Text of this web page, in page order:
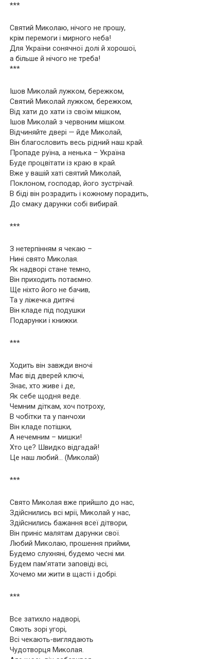
***
Святий Миколаю, нічого не прошу,
крім перемоги і мирного неба!
Для України сонячної долі й хорошої,
а більше й нічого не треба!
***
Ішов Миколай лужком, бережком,
Святий Миколай лужком, бережком,
Від хати до хати із своїм мішком,
Ішов Миколай з червоним мішком.
Відчиняйте двері — йде Миколай,
Він благословить весь рідний наш край.
Пропаде руїна, а ненька – Україна
Буде процвітати із краю в край.
Вже у вашій хаті святий Миколай,
Поклоном, господар, його зустрічай.
В біді він розрадить і кожному порадить,
До смаку дарунки собі вибирай.
***
З нетерпінням я чекаю –
Нині свято Миколая.
Як надворі стане темно,
Він приходить потаємно.
Ще ніхто його не бачив,
Та у ліжечка дитячі
Він кладе під подушки
Подарунки і книжки.
***
Ходить він завжди вночі
Має від дверей ключі,
Знає, хто живе і де,
Як себе щодня веде.
Чемним діткам, хоч потроху,
В чобітки та у панчохи
Він кладе потішки,
А нечемним – мишки!
Хто це? Швидко відгадай!
Це наш любий… (Миколай)
***
Свято Миколая вже прийшло до нас,
Здійснились всі мрії, Миколай у нас,
Здійснились бажання всеї дітвори,
Він приніс малятам дарунки свої.
Любий Миколаю, прошення прийми,
Будемо слухняні, будемо чесні ми.
Будем пам’ятати заповіді всі,
Хочемо ми жити в щасті і добрі.
***
Все затихло надворі,
Сяють зорі угорі,
Всі чекають-виглядають
Чудотворця Миколая.